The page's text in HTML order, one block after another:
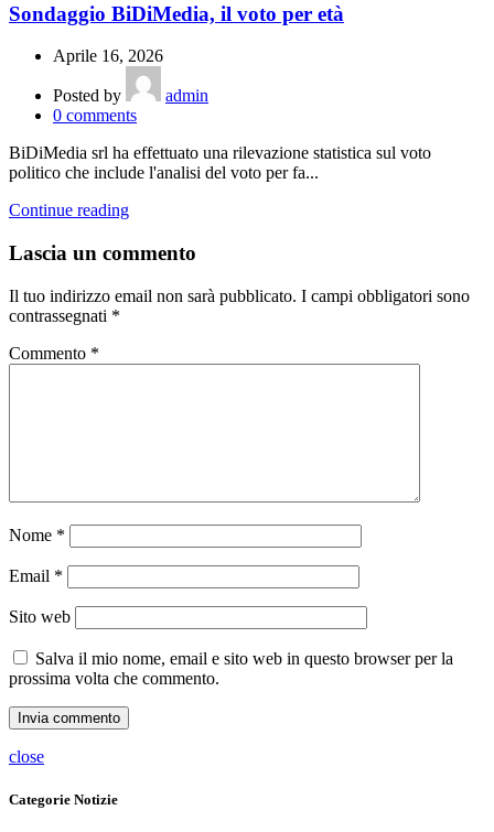
Sondaggio BiDiMedia, il voto per età
Aprile 16, 2026
Posted by
admin
0 comments
BiDiMedia srl ha effettuato una rilevazione statistica sul voto
politico che include l'analisi del voto per fa...
Continue reading
Lascia un commento
Il tuo indirizzo email non sarà pubblicato. I campi obbligatori sono
contrassegnati *
Commento *
Nome *
Email *
Sito web
Salva il mio nome, email e sito web in questo browser per la
prossima volta che commento.
close
Categorie Notizie